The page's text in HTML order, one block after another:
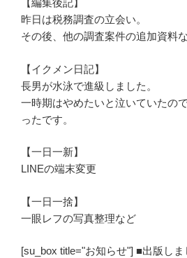
【編集後記】
昨日は税務調査の立会い。
その後、他の調査案件の追加資料な
【イクメン日記】
長男が水泳で進級しました。
一時期はやめたいと泣いていたの
ったです。
【一日一新】
LINEの端末変更
【一日一捨】
一眼レフの写真整理など
[su_box title="お知らせ"] ■出版し